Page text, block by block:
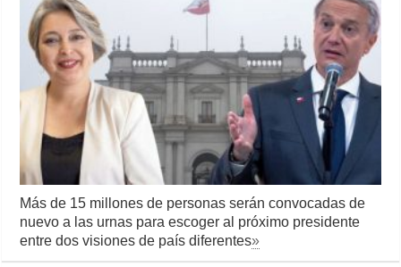
Más de 15 millones de personas serán convocadas de
nuevo a las urnas para escoger al próximo presidente
entre dos visiones de país diferentes»